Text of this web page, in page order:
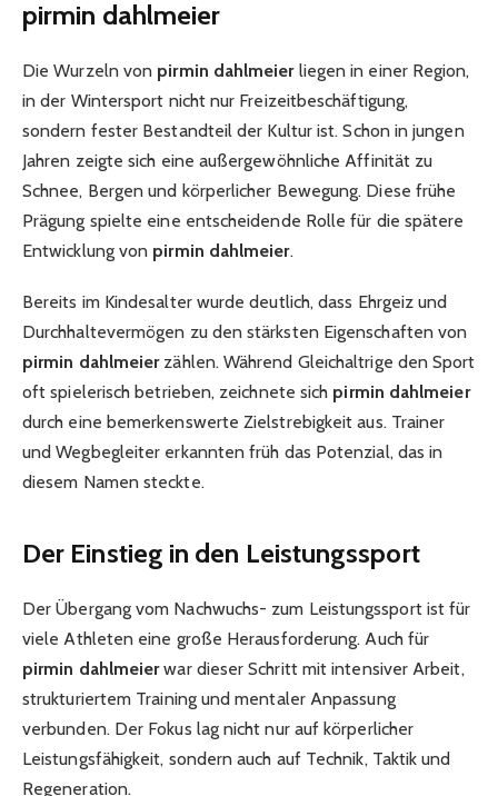
pirmin dahlmeier
Die Wurzeln von pirmin dahlmeierliegen in einer Region,
in der Wintersport nicht nur Freizeitbeschäftigung,
sondern fester Bestandteil der Kultur ist. Schon in jungen
Jahren zeigte sich eine außergewöhnliche Affinität zu
Schnee, Bergen und körperlicher Bewegung. Diese frühe
Prägung spielte eine entscheidende Rolle für die spätere
Entwicklung von pirmin dahlmeier.
Bereits im Kindesalter wurde deutlich, dass Ehrgeiz und
Durchhaltevermögen zu den stärksten Eigenschaften von
pirmin dahlmeierzählen. Während Gleichaltrige den Sport
oft spielerisch betrieben, zeichnete sich pirmin dahlmeier
durch eine bemerkenswerte Zielstrebigkeit aus. Trainer
und Wegbegleiter erkannten früh das Potenzial, das in
diesem Namen steckte.
Der Einstieg in den Leistungssport
Der Übergang vom Nachwuchs- zum Leistungssport ist für
viele Athleten eine große Herausforderung. Auch für
pirmin dahlmeierwar dieser Schritt mit intensiver Arbeit,
strukturiertem Training und mentaler Anpassung
verbunden. Der Fokus lag nicht nur auf körperlicher
Leistungsfähigkeit, sondern auch auf Technik, Taktik und
Regeneration.